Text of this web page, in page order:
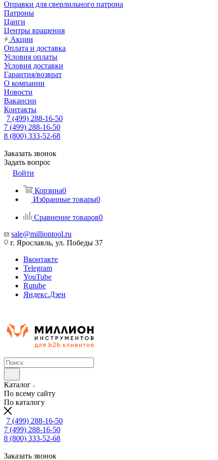
Оправки для сверлильного патрона
Патроны
Цанги
Центры вращения
Акции
Оплата и доставка
Условия оплаты
Условия доставки
Гарантия/возврат
О компании
Новости
Вакансии
Контакты
7 (499) 288-16-50
7 (499) 288-16-50
8 (800) 333-52-68
Заказать звонок
Задать вопрос
Войти
Корзина0
Избранные товары0
Сравнение товаров0
sale@milliontool.ru
г. Ярославль, ул. Победы 37
Вконтакте
Telegram
YouTube
Rutube
Яндекс.Дзен
Каталог
По всему сайту
По каталогу
7 (499) 288-16-50
7 (499) 288-16-50
8 (800) 333-52-68
Заказать звонок